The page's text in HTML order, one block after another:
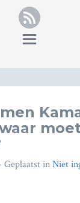
RSS
Toggle
Geplaatst inNiet